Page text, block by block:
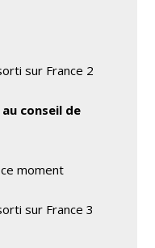
sur France 2
conseil de
moment
sur France 3